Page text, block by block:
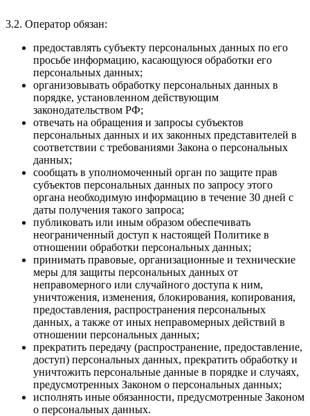
3.2. Оператор обязан:
предоставлять субъекту персональных данных по его
просьбе информацию, касающуюся обработки его
персональных данных;
организовывать обработку персональных данных в
порядке, установленном действующим
законодательством РФ;
отвечать на обращения и запросы субъектов
персональных данных и их законных представителей в
соответствии с требованиями Закона о персональных
данных;
сообщать в уполномоченный орган по защите прав
субъектов персональных данных по запросу этого
органа необходимую информацию в течение 30 дней с
даты получения такого запроса;
публиковать или иным образом обеспечивать
неограниченный доступ к настоящей Политике в
отношении обработки персональных данных;
принимать правовые, организационные и технические
меры для защиты персональных данных от
неправомерного или случайного доступа к ним,
уничтожения, изменения, блокирования, копирования,
предоставления, распространения персональных
данных, а также от иных неправомерных действий в
отношении персональных данных;
прекратить передачу (распространение, предоставление,
доступ) персональных данных, прекратить обработку и
уничтожить персональные данные в порядке и случаях,
предусмотренных Законом о персональных данных;
исполнять иные обязанности, предусмотренные Законом
о персональных данных.